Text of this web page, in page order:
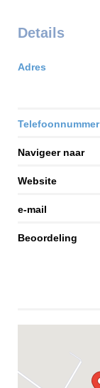
Details
Adres
Telefoonnummer
Navigeer naar
Website
e-mail
Beoordeling